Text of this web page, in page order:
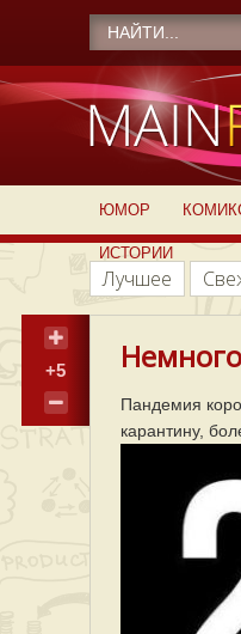
ЮМОР
ИСТОРИИ
Лучшее
+5
Пандемия
карантину,